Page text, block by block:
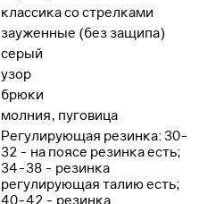
классика со стрелками
зауженные (без защипа)
серый
узор
брюки
молния, пуговица
Регулирующая резинка: 30-
32 - на поясе резинка есть;
34-38 - резинка
регулирующая талию есть;
40-42 - резинка